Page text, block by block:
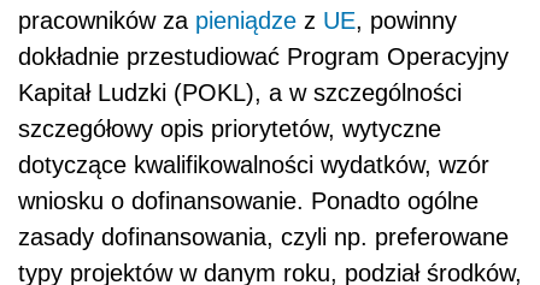
pracowników za pieniądze z UE, powinny
dokładnie przestudiować Program Operacyjny
Kapitał Ludzki (POKL), a w szczególności
szczegółowy opis priorytetów, wytyczne
dotyczące kwalifikowalności wydatków, wzór
wniosku o dofinansowanie. Ponadto ogólne
zasady dofinansowania, czyli np. preferowane
typy projektów w danym roku, podział środków,